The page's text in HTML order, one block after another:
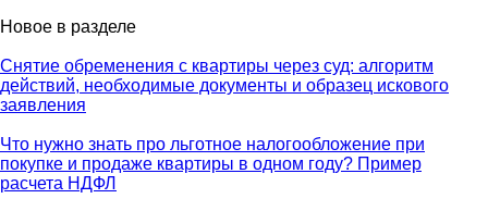
Новое в разделе
Снятие обременения с квартиры через суд: алгоритм
действий, необходимые документы и образец искового
заявления
Что нужно знать про льготное налогообложение при
покупке и продаже квартиры в одном году? Пример
расчета НДФЛ